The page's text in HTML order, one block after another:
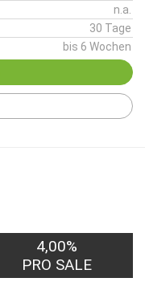
n.a.
30 Tage
bis 6 Wochen
4,00%
PRO SALE